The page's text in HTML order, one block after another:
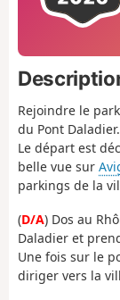
Rejoindre le
du Pont Daladier.
Le départ est
belle vue sur
parkings de la
(D/A) Dos au
Daladier et
Une fois sur le
diriger vers la